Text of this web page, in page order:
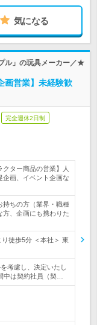
気になる
ル」の玩具メーカー／★
画営業】未経験歓
完全週休2日制
クター商品の営業】人
企画、イベント企画な
持ちの方（業界・職種
、企画にも携わりた
徒歩5分 ＜本社＞ 東
考慮し、決定いたし
中は契約社員（契…